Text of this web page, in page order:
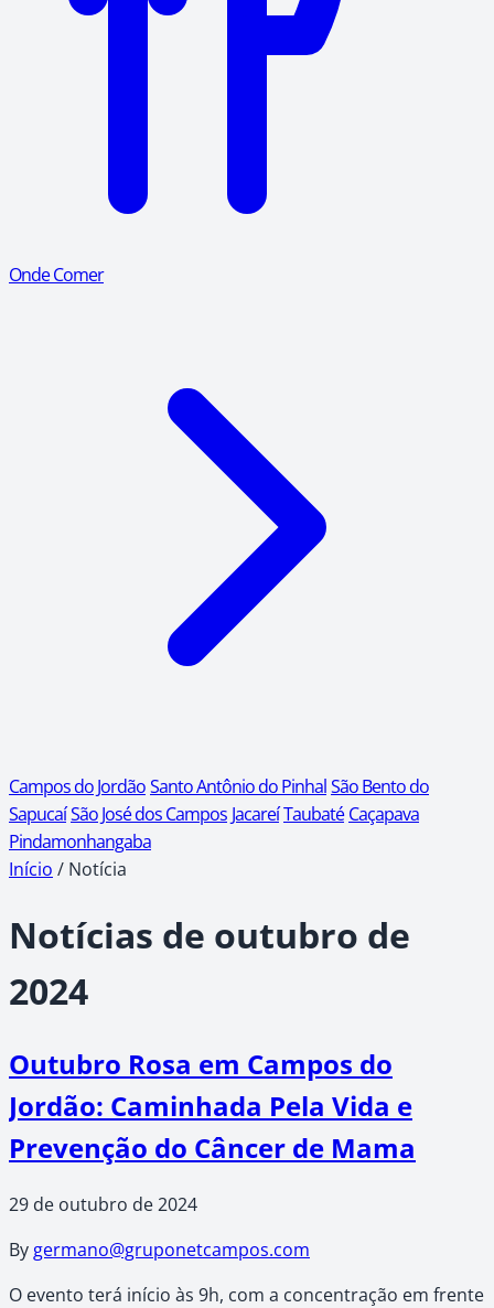
Onde Comer
Campos do JordãoSanto Antônio do PinhalSão Bento do
SapucaíSão José dos Campos JacareíTaubaté Caçapava
Pindamonhangaba
Início / Notícia
Notícias de outubro de
2024
Outubro Rosa em Campos do
Jordão: Caminhada Pela Vida e
Prevenção do Câncer de Mama
29 de outubro de 2024
By germano@gruponetcampos.com
O evento terá início às 9h, com a concentração em frente